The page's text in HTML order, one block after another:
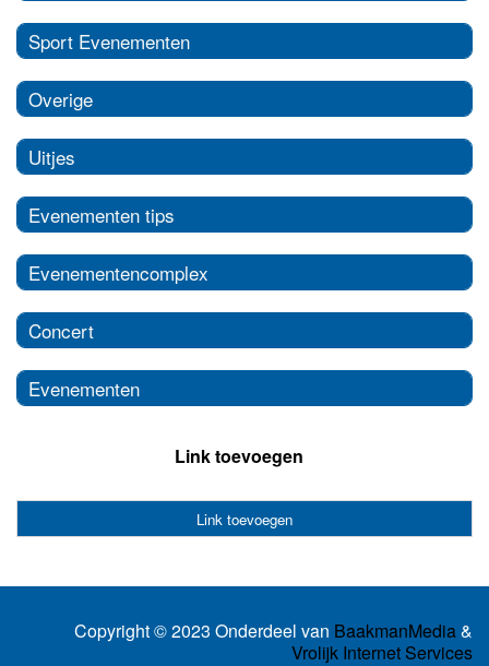
Sport Evenementen
Overige
Uitjes
Evenementen tips
Evenementencomplex
Concert
Evenementen
Link toevoegen
Link toevoegen
Copyright © 2023 Onderdeel van BaakmanMedia&
Vrolijk Internet Services